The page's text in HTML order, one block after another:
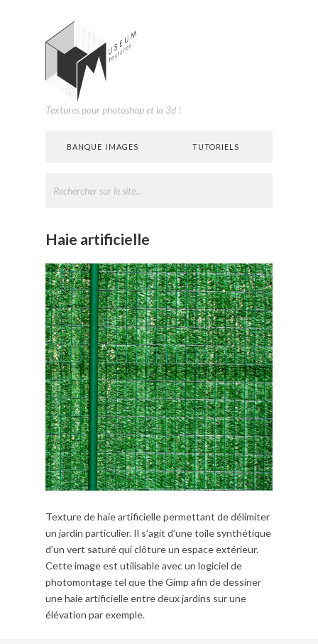
Textures pour photoshop et la 3d !
BANQUE IMAGES TUTORIELS
Haie artificielle
Texture de haie artificielle permettant de délimiter
un jardin particulier. Il s’agit d’une toile synthétique
d’un vert saturé qui clôture un espace extérieur.
Cette image est utilisable avec un logiciel de
photomontage tel que the Gimp afin de dessiner
une haie artificielle entre deux jardins sur une
élévation par exemple.